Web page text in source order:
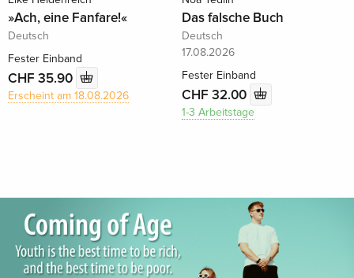
»Ach, eine Fanfare!«
Deutsch
Fester Einband
CHF 35.90
Erscheint am 18.08.2026
Das falsche Buch
Deutsch
17.08.2026
Fester Einband
CHF 32.00
1-3 Arbeitstage